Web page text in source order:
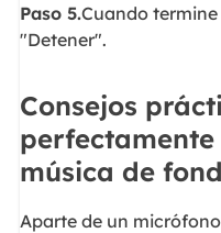
Paso 5.Cuando
"Detener".
Consejos
música de
Aparte de un